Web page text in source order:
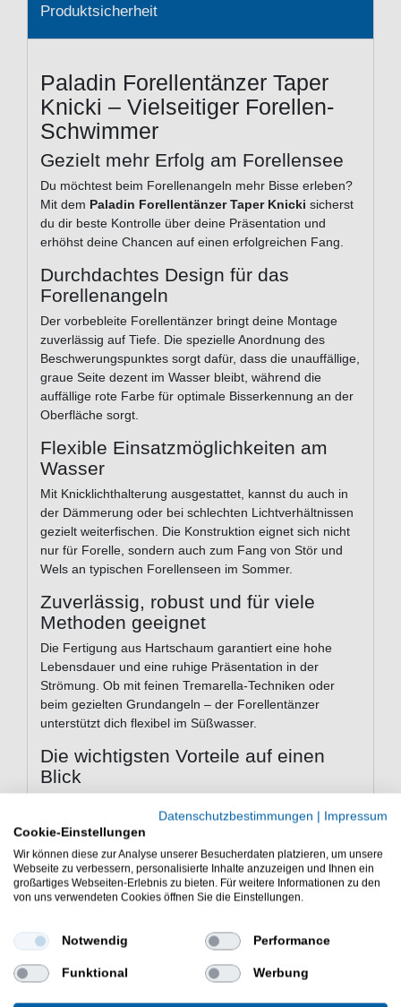
Produktsicherheit
Paladin Forellentänzer Taper
Knicki – Vielseitiger Forellen-
Schwimmer
Gezielt mehr Erfolg am Forellensee
Du möchtest beim Forellenangeln mehr Bisse erleben?
Mit dem Paladin Forellentänzer Taper Knicki sicherst
du dir beste Kontrolle über deine Präsentation und
erhöhst deine Chancen auf einen erfolgreichen Fang.
Durchdachtes Design für das
Forellenangeln
Der vorbebleite Forellentänzer bringt deine Montage
zuverlässig auf Tiefe. Die spezielle Anordnung des
Beschwerungspunktes sorgt dafür, dass die unauffällige,
graue Seite dezent im Wasser bleibt, während die
auffällige rote Farbe für optimale Bisserkennung an der
Oberfläche sorgt.
Flexible Einsatzmöglichkeiten am
Wasser
Mit Knicklichthalterung ausgestattet, kannst du auch in
der Dämmerung oder bei schlechten Lichtverhältnissen
gezielt weiterfischen. Die Konstruktion eignet sich nicht
nur für Forelle, sondern auch zum Fang von Stör und
Wels an typischen Forellenseen im Sommer.
Zuverlässig, robust und für viele
Methoden geeignet
Die Fertigung aus Hartschaum garantiert eine hohe
Lebensdauer und eine ruhige Präsentation in der
Strömung. Ob mit feinen Tremarella-Techniken oder
beim gezielten Grundangeln – der Forellentänzer
unterstützt dich flexibel im Süßwasser.
Die wichtigsten Vorteile auf einen
Blick
Markante Farbkombination
weniger Fehlbisse
Knicklichthalter– Angeln auch bei Dunkelheit
Stabile Schwimmhaltung– gezielte
Technische Daten
Schwimmer-Typ:
Vorbebleitet, mit Knicklichthalter
Datenschutzbestimmungen | Impressum
Cookie-Einstellungen
Wir können diese zur Analyse unserer Besucherdaten platzieren, um unsere
Webseite zu verbessern, personalisierte Inhalte anzuzeigen und Ihnen ein
großartiges Webseiten-Erlebnis zu bieten. Für weitere Informationen zu den
von uns verwendeten Cookies öffnen Sie die Einstellungen.
Notwendig Performance
Funktional Werbung